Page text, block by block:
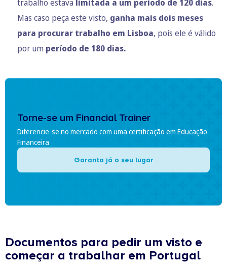
trabalho estava limitada a um período de 120 dias.
Mas caso peça este visto, ganha mais dois meses
para procurar trabalho em Lisboa, pois ele é válido
por um período de 180 dias.
Torne-se um Financial Trainer
Diferencie-se no mercado com uma certificação em Educação
Financeira
Garanta já o seu lugar
Documentos para pedir um visto e
começar a trabalhar em Portugal